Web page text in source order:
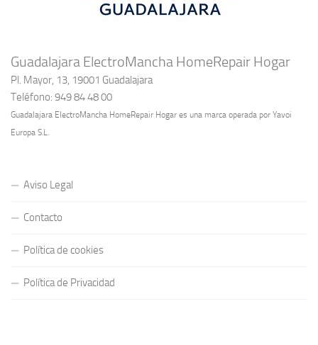
Guadalajara ElectroMancha HomeRepair Hogar
Pl. Mayor, 13, 19001 Guadalajara
Teléfono: 949 84 48 00
Guadalajara ElectroMancha HomeRepair Hogar es una marca operada por Yavoi
Europa S.L.
Aviso Legal
Contacto
Política de cookies
Política de Privacidad